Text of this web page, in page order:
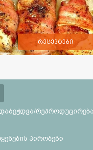
რეცეპტები
პირობები